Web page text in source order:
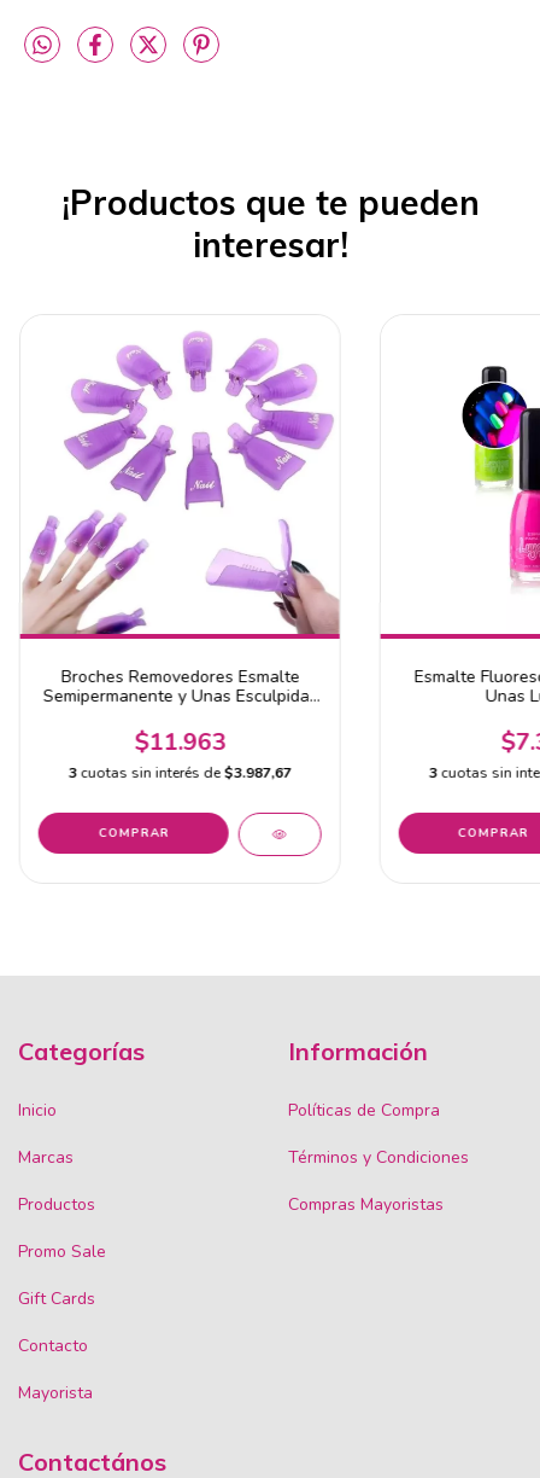
¡Productos que te pueden
interesar!
Broches Removedores Esmalte
Semipermanente y Unas Esculpidas
$11.963
3cuotas sin interés de$3.987,67
COMPRAR
Esmalte
Unas
3 cuotas sin
COMPRAR
Categorías
Inicio
Marcas
Productos
Promo Sale
Gift Cards
Contacto
Mayorista
Información
Políticas de Compra
Términos y Condiciones
Compras Mayoristas
Contactános